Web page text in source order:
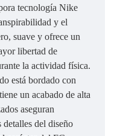
tecnología Nike
y el
suave y ofrece un
libertad de
la actividad física.
está bordado con
un acabado de alta
aseguran
del diseño